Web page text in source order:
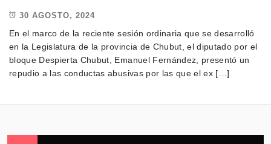
30 AGOSTO, 2024
En el marco de la reciente sesión ordinaria que se desarrolló
en la Legislatura de la provincia de Chubut, el diputado por el
bloque Despierta Chubut, Emanuel Fernández, presentó un
repudio a las conductas abusivas por las que el ex […]